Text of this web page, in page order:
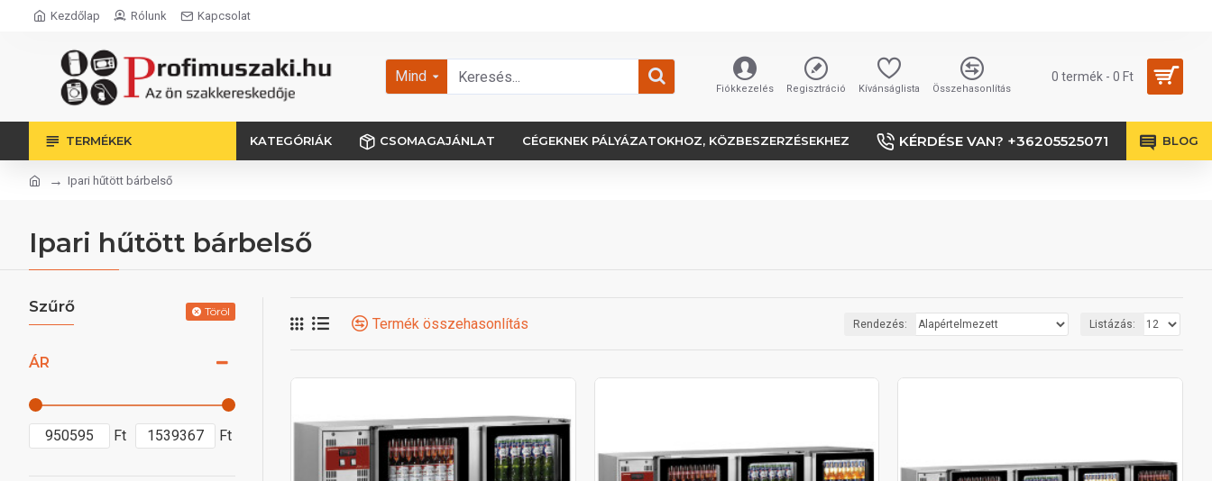
Kezdőlap Rólunk Kapcsolat
Mind
Fiókkezelés Regisztráció Kívánságlista Összehasonlítás
0 termék - 0 Ft
TERMÉKEK KATEGÓRIÁK CSOMAGAJÁNLAT CÉGEKNEK PÁLYÁZATOKHOZ, KÖZBESZERZÉSEKHEZ KÉRDÉSE VAN? +36205525071 BLOG
Ipari hűtött bárbelső
Ipari hűtött bárbelső
Szűrő Töröl
ÁR
Ft Ft
Termék összehasonlítás Rendezés: Listázás: